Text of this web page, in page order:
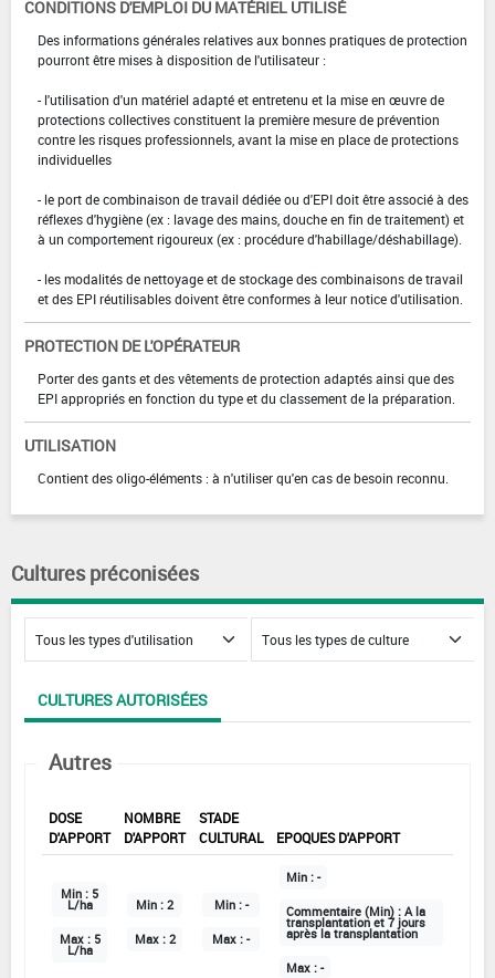
CONDITIONS D'EMPLOI DU MATÉRIEL UTILISÉ
Des informations générales relatives aux bonnes pratiques de protection
pourront être mises à disposition de l'utilisateur :
- l'utilisation d'un matériel adapté et entretenu et la mise en œuvre de
protections collectives constituent la première mesure de prévention
contre les risques professionnels, avant la mise en place de protections
individuelles
- le port de combinaison de travail dédiée ou d'EPI doit être associé à des
réflexes d'hygiène (ex : lavage des mains, douche en fin de traitement) et
à un comportement rigoureux (ex : procédure d'habillage/déshabillage).
- les modalités de nettoyage et de stockage des combinaisons de travail
et des EPI réutilisables doivent être conformes à leur notice d'utilisation.
PROTECTION DE L'OPÉRATEUR
Porter des gants et des vêtements de protection adaptés ainsi que des
EPI appropriés en fonction du type et du classement de la préparation.
UTILISATION
Contient des oligo-éléments : à n'utiliser qu'en cas de besoin reconnu.
Cultures préconisées
CULTURES AUTORISÉES
Autres
DOSE
D'APPORT
NOMBRE
D'APPORT
STADE
CULTURAL
EPOQUES D'APPORT
Min : 5
L/ha
Max : 5
L/ha
Min : 2
Max : 2
Min : -
Max : -
Min : -
Commentaire (Min) : A la
transplantation et 7 jours
après la transplantation
Max : -